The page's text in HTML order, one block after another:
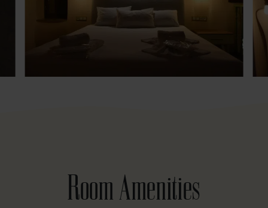
Room Amenities